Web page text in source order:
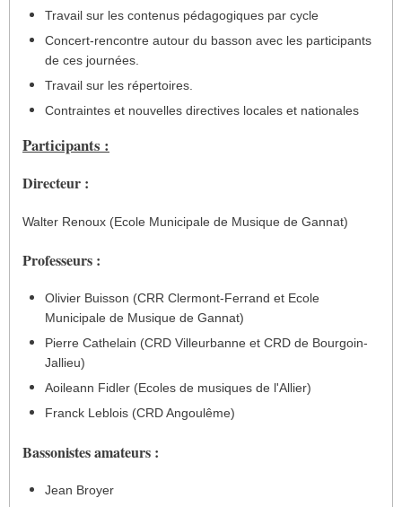
Travail sur les contenus pédagogiques par cycle
Concert-rencontre autour du basson avec les participants
de ces journées.
Travail sur les répertoires.
Contraintes et nouvelles directives locales et nationales
Participants :
Directeur :
Walter Renoux (Ecole Municipale de Musique de Gannat)
Professeurs :
Olivier Buisson (CRR Clermont-Ferrand et Ecole
Municipale de Musique de Gannat)
Pierre Cathelain (CRD Villeurbanne et CRD de Bourgoin-
Jallieu)
Aoileann Fidler (Ecoles de musiques de l'Allier)
Franck Leblois (CRD Angoulême)
Bassonistes amateurs :
Jean Broyer